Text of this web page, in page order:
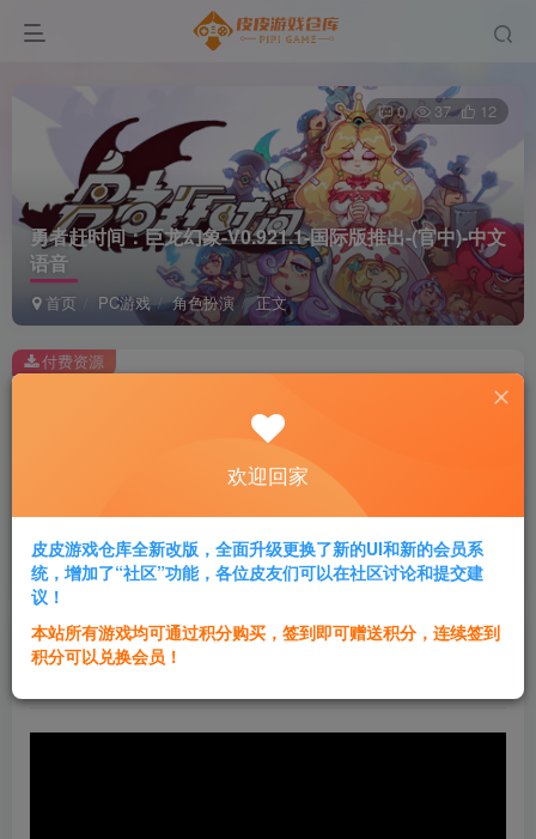
勇者赶时间：巨龙幻象-V0.921.1-国际版推出-(官中)-中文
语音
首页 PC游戏 角色扮演 正文
0 37 12
此内容为付费资源，请付费后查看
2积分
黄金会员免费 超级会员免费
登录购买
付费资源
群主1号
欢迎回家
皮皮游戏仓库全新改版，全面升级更换了新的UI和新的会员系
统，增加了“社区”功能，各位皮友们可以在社区讨论和提交建
议！
本站所有游戏均可通过积分购买，签到即可赠送积分，连续签到
积分可以兑换会员！